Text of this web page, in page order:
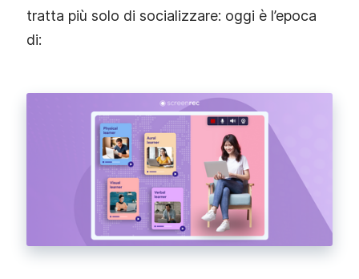
tratta più solo di socializzare: oggi è l’epoca
di: